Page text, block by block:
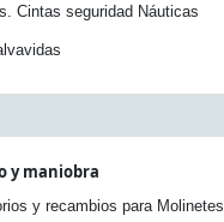
Cintas seguridad Náuticas
y maniobra
y recambios para Molinetes